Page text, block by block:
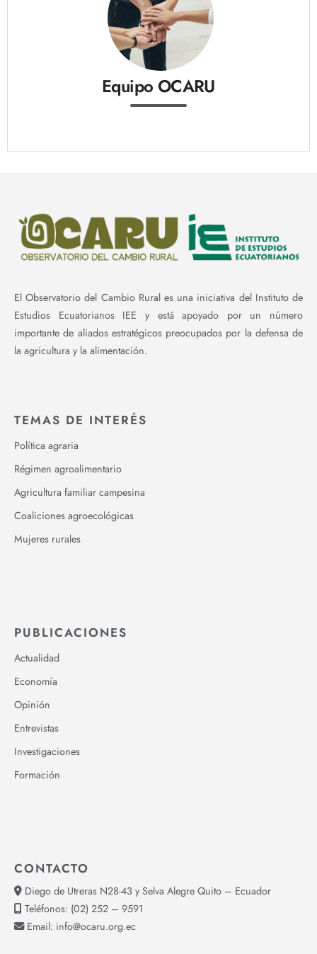
Equipo OCARU
El Observatorio del Cambio Rural es una iniciativa del Instituto de
Estudios Ecuatorianos IEE y está apoyado por un número
importante de aliados estratégicos preocupados por la defensa de
la agricultura y la alimentación.
TEMAS DE INTERÉS
Política agraria
Régimen agroalimentario
Agricultura familiar campesina
Coaliciones agroecológicas
Mujeres rurales
PUBLICACIONES
Actualidad
Economía
Opinión
Entrevistas
Investigaciones
Formación
CONTACTO
Diego de Utreras N28-43 y Selva Alegre Quito – Ecuador
Teléfonos: (02) 252 – 9591
Email: info@ocaru.org.ec